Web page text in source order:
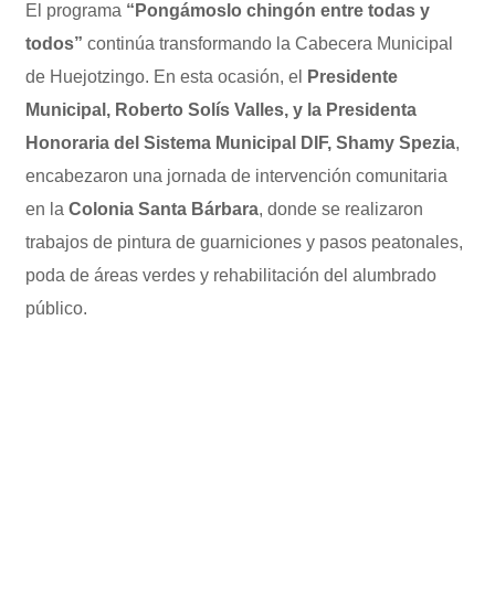
El programa “Pongámoslo chingón entre todas y
todos” continúa transformando la Cabecera Municipal
de Huejotzingo. En esta ocasión, el
Presidente
Municipal, Roberto Solís Valles, y la Presidenta
Honoraria del Sistema Municipal DIF, Shamy Spezia,
encabezaron una jornada de intervención comunitaria
en la Colonia Santa Bárbara, donde se realizaron
trabajos de pintura de guarniciones y pasos peatonales,
poda de áreas verdes y rehabilitación del alumbrado
público.